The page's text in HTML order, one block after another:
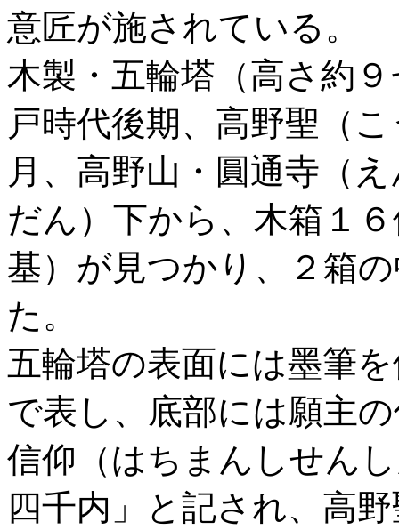
意匠が施されている。
木製・五輪塔（高さ約
戸時代後期、高野聖（
月、高野山・圓通寺（
だん）下から、木箱１
基）が見つかり、２箱
た。
五輪塔の表面には墨筆
で表し、底部には願主
信仰（はちまんしせん
四千内」と記され、高